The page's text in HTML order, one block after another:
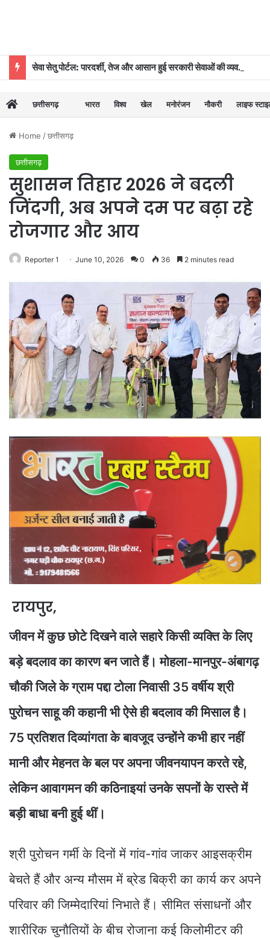
सेवा सेतु पोर्टल: पारदर्शी, तेज और आसान हुई सरकारी सेवाओं की व्यवस्था
छत्तीसगढ़ भारत विश्व खेल मनोरंजन नौकरी लाइफ
Home /छत्तीसगढ़
छत्तीसगढ़
सुशासन तिहार 2026 ने बदली
जिंदगी, अब अपने दम पर बढ़ा रहे
रोजगार और आय
Reporter 1 June 10, 2026 0 36 2 minutes read
रायपुर,
जीवन में कुछ छोटे दिखने वाले सहारे किसी व्यक्ति के लिए
बड़े बदलाव का कारण बन जाते हैं। मोहला-मानपुर-अंबागढ़
चौकी जिले के ग्राम पद्दा टोला निवासी 35 वर्षीय श्री
पुरोचन साहू की कहानी भी ऐसे ही बदलाव की मिसाल है।
75 प्रतिशत दिव्यांगता के बावजूद उन्होंने कभी हार नहीं
मानी और मेहनत के बल पर अपना जीवनयापन करते रहे,
लेकिन आवागमन की कठिनाइयां उनके सपनों के रास्ते में
बड़ी बाधा बनी हुई थीं।
श्री पुरोचन गर्मी के दिनों में गांव-गांव जाकर आइसक्रीम
बेचते हैं और अन्य मौसम में ब्रेड बिक्री का कार्य कर अपने
परिवार की जिम्मेदारियां निभाते हैं। सीमित संसाधनों और
शारीरिक चुनौतियों के बीच रोजाना कई किलोमीटर की